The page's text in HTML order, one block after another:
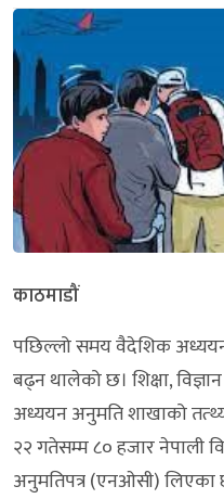
काठमाडौं
पछिल्लो समय वैदेशिक
बढ्न थालेको छ। शिक्षा,
अध्ययन अनुमति शाखाको
२२ गतेसम्म ८० हजार नेपाली
अनुमतिपत्र (एनओसी) लिएका